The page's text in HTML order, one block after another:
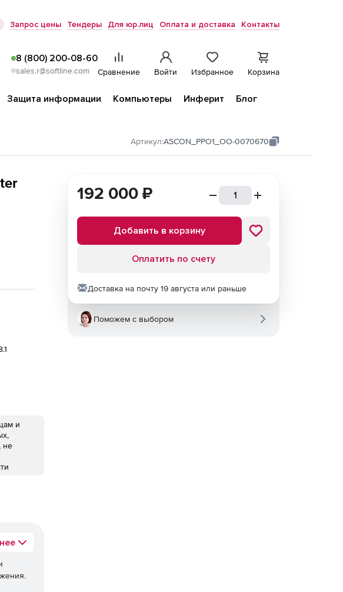
Запрос цены Тендеры Для юр.лиц Оплата и доставка Контакты
8 (800) 200-08-60
sales.r@softline.com Сравнение Войти Избранное Корзина
Защита информации Компьютеры Инферит
Блог
Артикул:ASCON_PPO1_ОО-0070670
и
не
192 000 ₽
Добавить в корзину
Оплатить по счету
Доставка на почту 19 августа или раньше
Поможем с выбором